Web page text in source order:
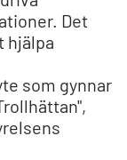
Det
hjälpa
som gynnar